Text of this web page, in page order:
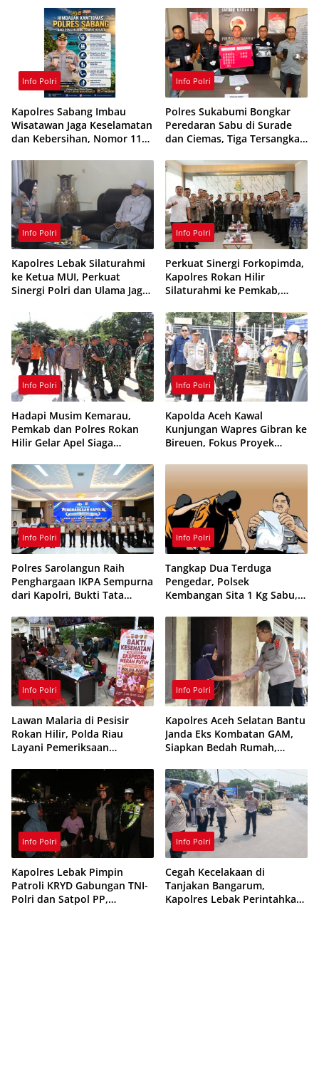
Info Polri
Kapolres Sabang Imbau
Wisatawan Jaga Keselamatan
dan Kebersihan, Nomor 110
Info Polri
Polres Sukabumi Bongkar
Peredaran Sabu di Surade
dan Ciemas, Tiga Tersangka
Info Polri
Kapolres Lebak Silaturahmi
ke Ketua MUI, Perkuat
Sinergi Polri dan Ulama Jaga
Info Polri
Perkuat Sinergi Forkopimda,
Kapolres Rokan Hilir
Silaturahmi ke Pemkab,
Info Polri
Hadapi Musim Kemarau,
Pemkab dan Polres Rokan
Hilir Gelar Apel Siaga
Sinergi Cegah Kebakaran
Info Polri
Kapolda Aceh Kawal
Kunjungan Wapres Gibran ke
Bireuen, Fokus Proyek
Info Polri
Polres Sarolangun Raih
Penghargaan IKPA Sempurna
dari Kapolri, Bukti Tata
Berintegritas
Info Polri
Tangkap Dua Terduga
Pengedar, Polsek
Kembangan Sita 1 Kg Sabu,
Ribu Butir Obat Keras
Info Polri
Lawan Malaria di Pesisir
Rokan Hilir, Polda Riau
Layani Pemeriksaan
Info Polri
Kapolres Aceh Selatan Bantu
Janda Eks Kombatan GAM,
Siapkan Bedah Rumah,
Usaha
Info Polri
Kapolres Lebak Pimpin
Patroli KRYD Gabungan TNI-
Polri dan Satpol PP,
Info Polri
Cegah Kecelakaan di
Tanjakan Bangarum,
Kapolres Lebak Perintahkan